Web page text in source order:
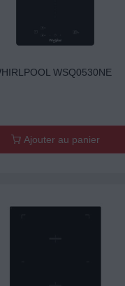
WSQ0530NE
Ajouter au panier